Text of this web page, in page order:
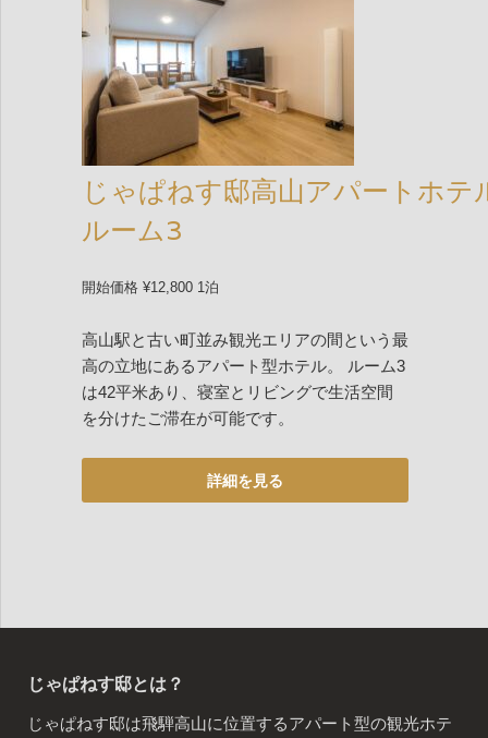
じゃぱねす邸高山アパートホテ
ルーム3
開始価格 ¥12,800 1泊
高山駅と古い町並み観光エリアの間という最
高の立地にあるアパート型ホテル。 ルーム3
は42平米あり、寝室とリビングで生活空間
を分けたご滞在が可能です。
じゃぱねす邸とは？
じゃぱねす邸は飛騨高山に位置するアパート型の観光ホテ